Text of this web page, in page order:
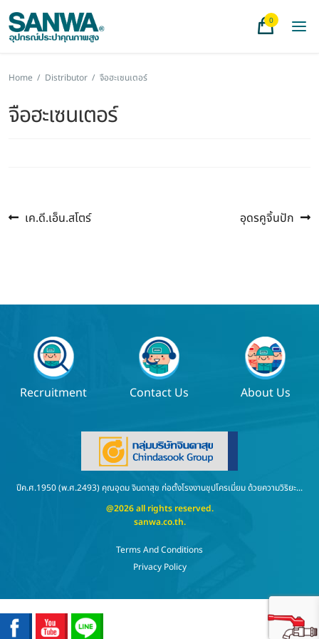
0
Home / Distributor / จือฮะเซนเตอร์
จือฮะเซนเตอร์
แนะแนว
Previous
เค.ดี.เอ็น.สโตร์
Next
อุดรคูจิ้นปัก
Recruitment Contact Us About Us
ปีค.ศ.1950 (พ.ศ.2493) คุณอุดม จินดาสุข ก่อตั้งโรงงานชุปโครเมี่ยม ด้วยความวิริยะ...
@2026 all rights reserved.
sanwa.co.th.
Terms And Conditions
Privacy Policy